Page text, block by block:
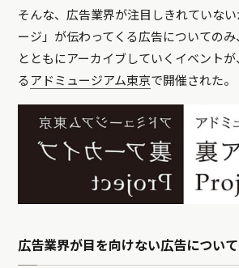
そんな、広告業界が注目しきれていな
ージ」が伝わってくる広告についての
とともにアーカイブしていくイベント
る アドミュージアム東京で開催された。
広告業界が目を向けない広告につい